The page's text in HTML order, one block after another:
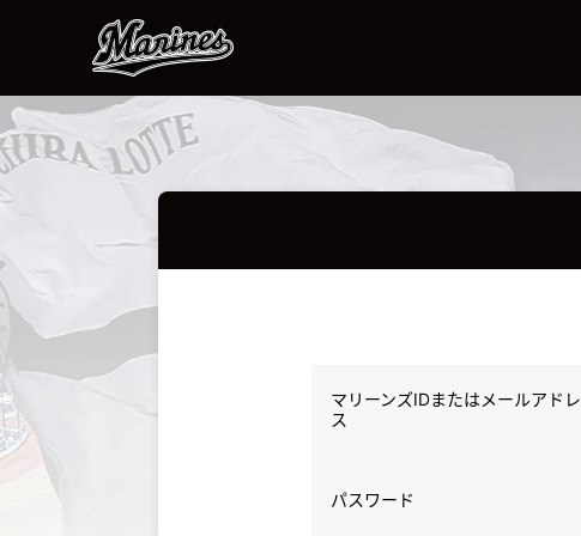
マリーンズIDまたはメールアドレ
ス
パスワード